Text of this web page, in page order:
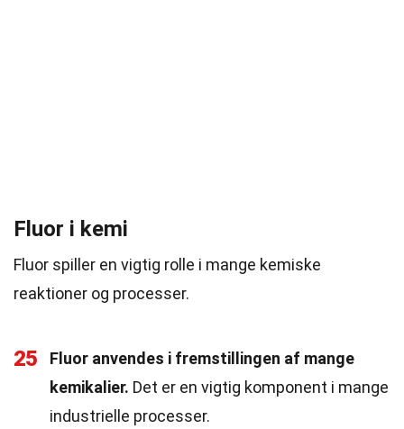
Fluor i kemi
Fluor spiller en vigtig rolle i mange kemiske
reaktioner og processer.
25
Fluor anvendes i fremstillingen af mange
kemikalier. Det er en vigtig komponent i mange
industrielle processer.